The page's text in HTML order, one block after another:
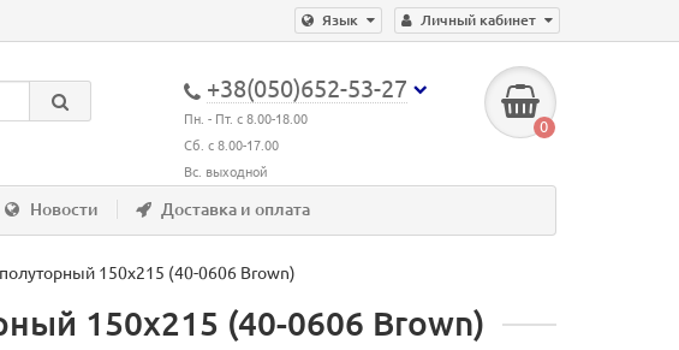
Личный кабинет
Язык
+38(050)652-53-27
Пн. - Пт. с 8.00-18.00
Сб. с 8.00-17.00
Вс. выходной
0
Новости Доставка и оплата
150х215 (40-0606 Brown)
150х215 (40-0606 Brown)